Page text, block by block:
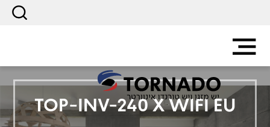
TOP-INV-240 X WIFI EU